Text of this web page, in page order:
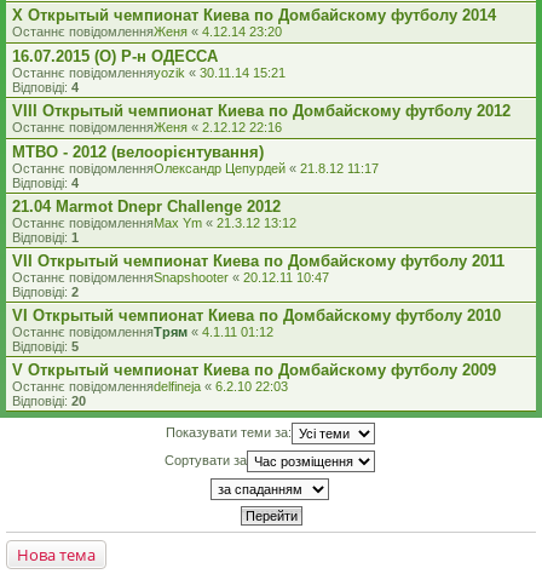
X Открытый чемпионат Киева по Домбайскому футболу 2014
Останнє повідомленняЖеня « 4.12.14 23:20
16.07.2015 (O) Р-н ОДЕССА
Останнє повідомленняyozik « 30.11.14 15:21
Відповіді: 4
VIII Открытый чемпионат Киева по Домбайскому футболу 2012
Останнє повідомленняЖеня « 2.12.12 22:16
MTBO - 2012 (велоорієнтування)
Останнє повідомленняОлександр Цепурдей « 21.8.12 11:17
Відповіді: 4
21.04 Marmot Dnepr Challenge 2012
Останнє повідомленняMax Ym « 21.3.12 13:12
Відповіді: 1
VII Открытый чемпионат Киева по Домбайскому футболу 2011
Останнє повідомленняSnapshooter « 20.12.11 10:47
Відповіді: 2
VI Открытый чемпионат Киева по Домбайскому футболу 2010
Останнє повідомленняТрям « 4.1.11 01:12
Відповіді: 5
V Открытый чемпионат Киева по Домбайскому футболу 2009
Останнє повідомленняdelfineja « 6.2.10 22:03
Відповіді: 20
Показувати теми за:
Сортувати за
Нова тема